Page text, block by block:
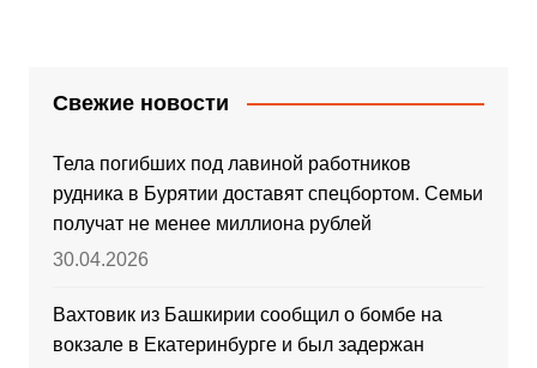
Свежие новости
Тела погибших под лавиной работников
рудника в Бурятии доставят спецбортом. Семьи
получат не менее миллиона рублей
30.04.2026
Вахтовик из Башкирии сообщил о бомбе на
вокзале в Екатеринбурге и был задержан